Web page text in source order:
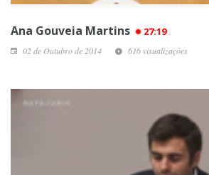
Ana Gouveia Martins 27:19
02 de Outubro de 2014 616 visualizações